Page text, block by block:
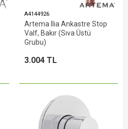
A4144926
Artema Ilia Ankastre Stop
Valf, Bakır (Sıva Üstü
Grubu)
3.004 TL